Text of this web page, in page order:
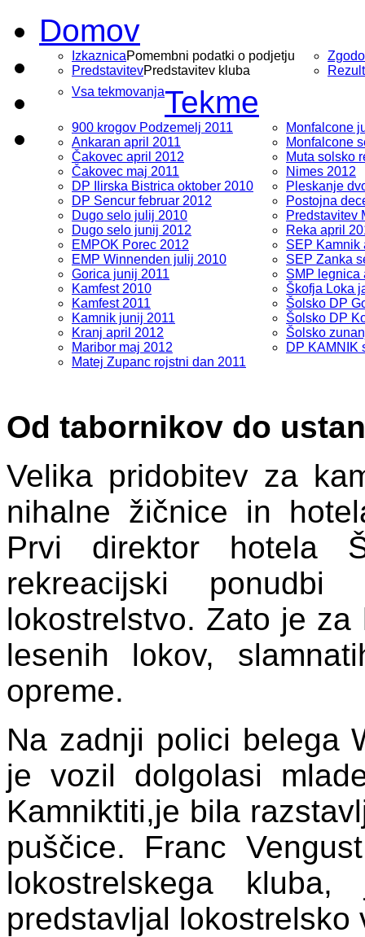
Domov
IzkaznicaPomembni podatki o podjetju
PredstavitevPredstavitev kluba
Tekme
Vsa tekmovanja
900 krogov Podzemelj 2011
Ankaran april 2011
Čakovec april 2012
Čakovec maj 2011
DP Ilirska Bistrica oktober 2010
DP Sencur februar 2012
Dugo selo julij 2010
Dugo selo junij 2012
EMPOK Porec 2012
EMP Winnenden julij 2010
Gorica junij 2011
Kamfest 2010
Kamfest 2011
Kamnik junij 2011
Kranj april 2012
Maribor maj 2012
Matej Zupanc rojstni dan 2011
Monfalcone
Monfalcone
Muta solsko
Nimes 2012
Pleskanje
Postojna
Predstavitev
Reka april
SEP Kamnik
SEP Zanka
SMP legnica
Škofja Loka
Šolsko DP
Šolsko DP
Šolsko
DP KAMNIK
Od tabornikov do
Velika pridobitev za
nihalne žičnice in
Prvi direktor hotela
rekreacijski
lokostrelstvo. Zato je
lesenih lokov,
opreme.
Na zadnji polici belega
je vozil dolgolasi
Kamniktiti,je bila
puščice. Franc
lokostrelskega
predstavljal lokostrelsko